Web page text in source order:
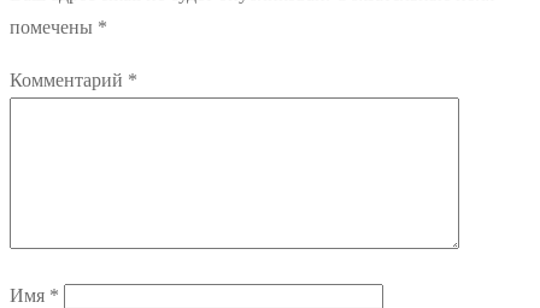
помечены *
Комментарий *
Имя *